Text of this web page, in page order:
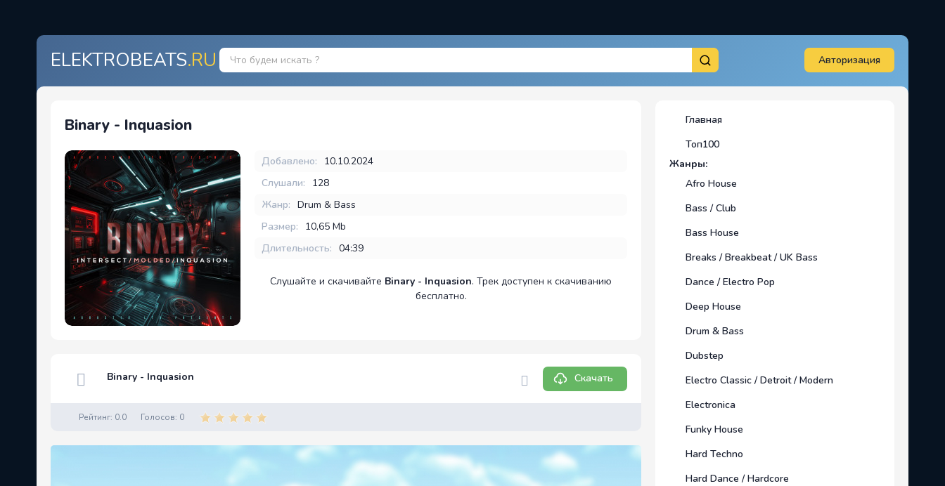
ELEKTROBEATS.RU Авторизация
Binary - Inquasion
Добавлено:
10.10.2024
Слушали:
128
Жанр: Drum & Bass
Размер:
10,65 Mb
Длительность: 04:39
Слушайте и скачивайте Binary - Inquasion. Трек доступен к скачиванию
бесплатно.
Binary - Inquasion Скачать
Рейтинг: 0.0 Голосов: 0
Главная
Топ100
Жанры:
Afro House
Bass / Club
Bass House
Breaks / Breakbeat / UK Bass
Dance / Electro Pop
Deep House
Drum & Bass
Dubstep
Electro Classic / Detroit / Modern
Electronica
Funky House
Hard Techno
Hard Dance / Hardcore